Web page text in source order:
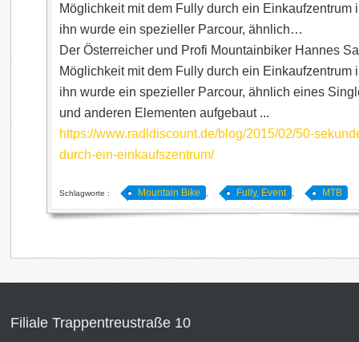
Möglichkeit mit dem Fully durch ein Einkaufzentrum
ihn wurde ein spezieller Parcour, ähnlich…
Der Österreicher und Profi Mountainbiker Hannes
Möglichkeit mit dem Fully durch ein Einkaufzentrum
ihn wurde ein spezieller Parcour, ähnlich eines
und anderen Elementen aufgebaut ...
https://www.radldiscount.de/blog/2015/02/50-
durch-ein-einkaufszentrum/
Schlagworte : Mountain Bike , Fully, Event , MTB
Filiale Trappentreustraße 10